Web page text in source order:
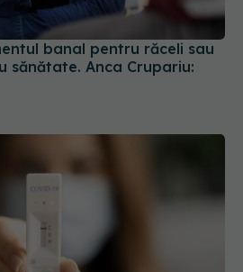
sănătate. Anca Crupariu: